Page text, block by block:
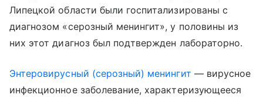
Липецкой области были госпитализированы с
диагнозом «серозный менингит», у половины из
них этот диагноз был подтвержден лабораторно.
Энтеровирусный (серозный) менингит — вирусное
инфекционное заболевание, характеризующееся